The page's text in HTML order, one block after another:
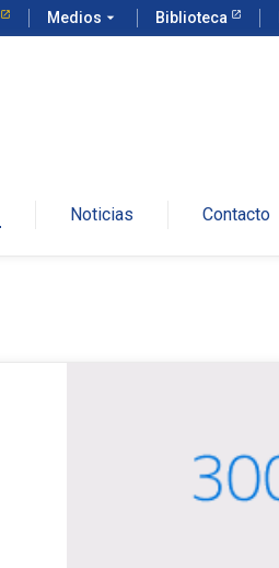
Medios arrow_drop_down Biblioteca
Noticias Contacto